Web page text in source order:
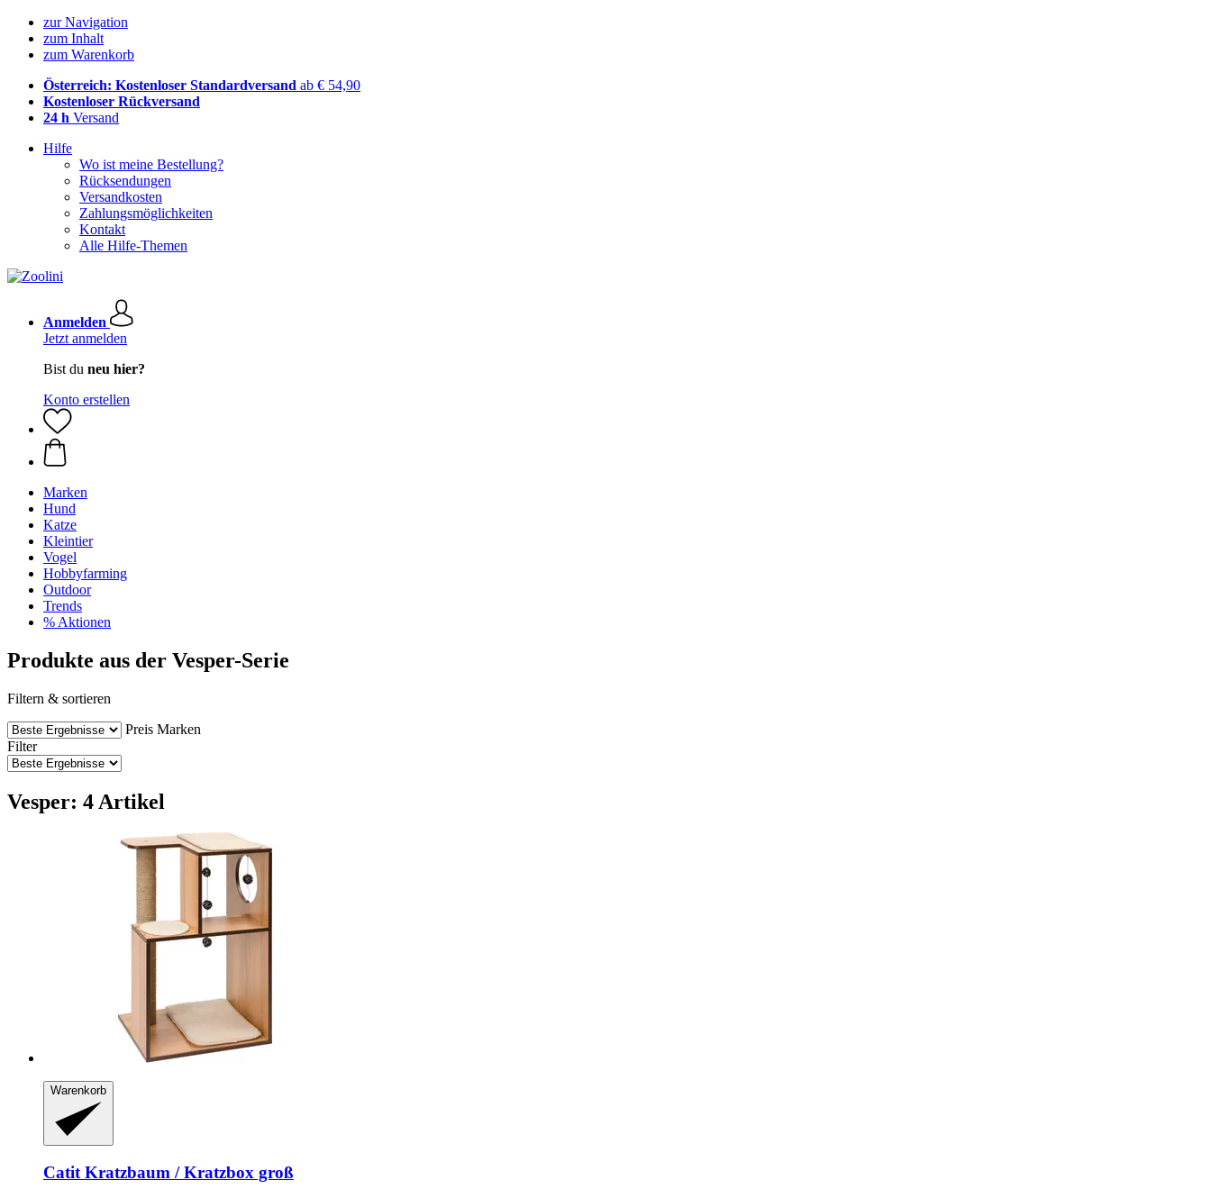
zur Navigation
zum Inhalt
zum Warenkorb
Österreich: Kostenloser Standardversand ab € 54,90
Kostenloser Rückversand
24 h Versand
Hilfe
Wo ist meine Bestellung?
Rücksendungen
Versandkosten
Zahlungsmöglichkeiten
Kontakt
Alle Hilfe-Themen
Anmelden
Jetzt anmelden
Bist du neu hier?
Konto erstellen
Marken
Hund
Katze
Kleintier
Vogel
Hobbyfarming
Outdoor
Trends
% Aktionen
Produkte aus der Vesper-Serie
Filtern & sortieren
Preis Marken
Filter
Vesper: 4 Artikel
Warenkorb
Catit Kratzbaum / Kratzbox groß